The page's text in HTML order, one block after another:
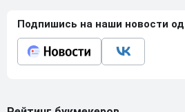
Подпишись на наши новости